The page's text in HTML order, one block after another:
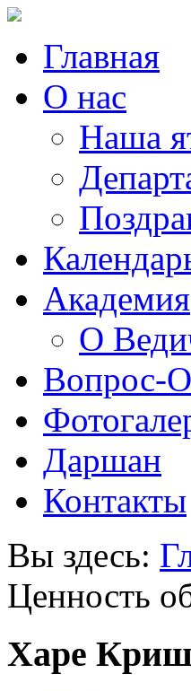
Главная
О нас
Наша
Академия
О
Вопрос-
Даршан
Контакты
Вы здесь:
Ценность
Харе